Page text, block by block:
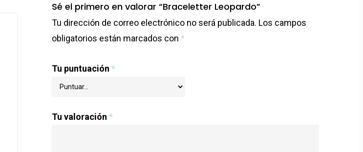
Sé el primero en valorar “Braceletter Leopardo”
Tu dirección de correo electrónico no será publicada. Los campos
obligatorios están marcados con *
Tu puntuación *
Tu valoración *